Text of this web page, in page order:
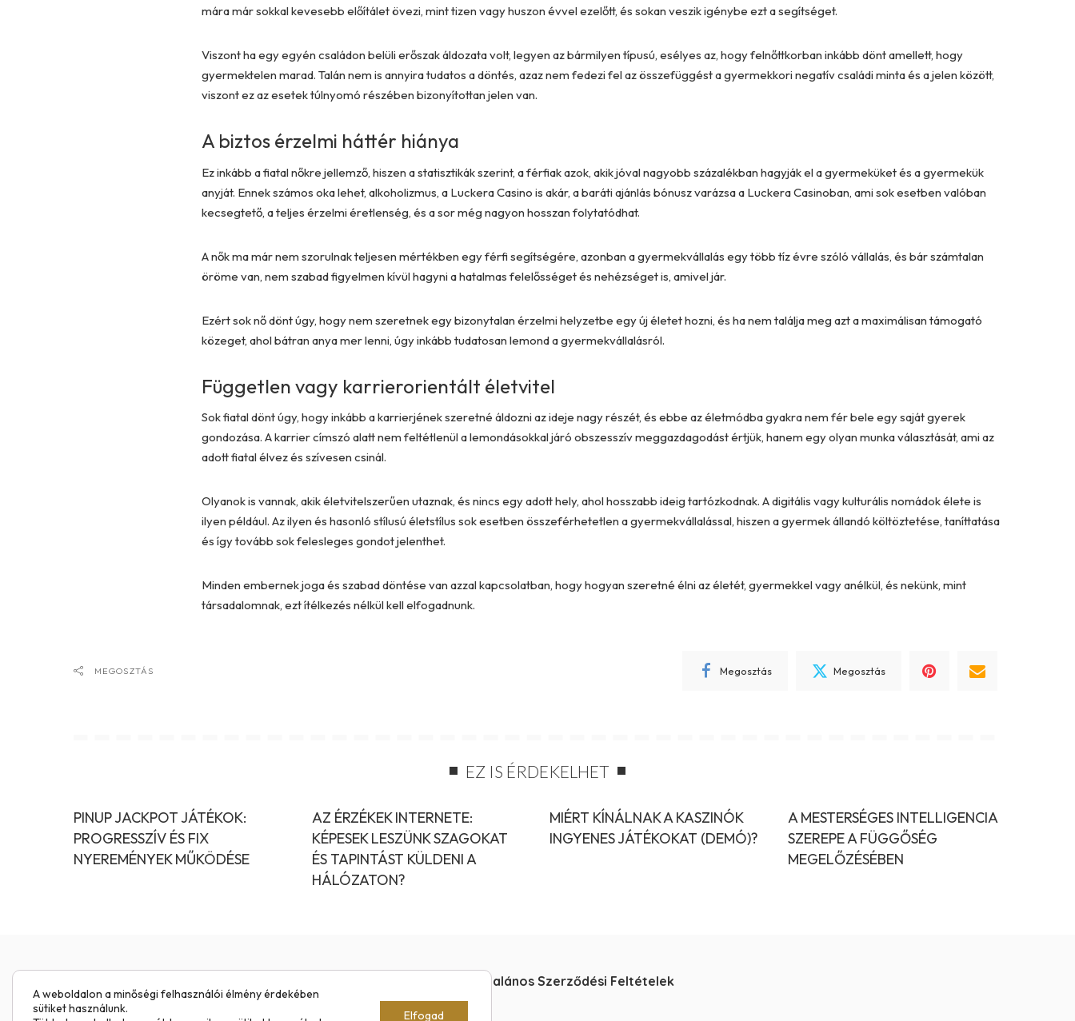
mára már sokkal kevesebb előítálet övezi, mint tizen vagy huszon évvel ezelőtt, és sokan veszik igénybe ezt a segítséget.
Viszont ha egy egyén családon belüli erőszak áldozata volt, legyen az bármilyen típusú, esélyes az, hogy felnőttkorban inkább dönt amellett, hogy
gyermektelen marad. Talán nem is annyira tudatos a döntés, azaz nem fedezi fel az összefüggést a gyermekkori negatív családi minta és a jelen között,
viszont ez az esetek túlnyomó részében bizonyítottan jelen van.
A biztos érzelmi háttér hiánya
Ez inkább a fiatal nőkre jellemző, hiszen a statisztikák szerint, a férfiak azok, akik jóval nagyobb százalékban hagyják el a gyermeküket és a gyermekük
anyját. Ennek számos oka lehet, alkoholizmus, a Luckera Casino is akár, abaráti ajánlás bónusz varázsa a Luckera Casinoban, ami sok esetben valóban
kecsegtető, a teljes érzelmi éretlenség, és a sor még nagyon hosszan folytatódhat.
A nők ma már nem szorulnak teljesen mértékben egy férfi segítségére, azonban a gyermekvállalás egy több tíz évre szóló vállalás, és bár számtalan
öröme van, nem szabad figyelmen kívül hagyni a hatalmas felelősséget és nehézséget is, amivel jár.
Ezért sok nő dönt úgy, hogy nem szeretnek egy bizonytalan érzelmi helyzetbe egy új életet hozni, és ha nem találja meg azt a maximálisan támogató
közeget, ahol bátran anya mer lenni, úgy inkább tudatosan lemond a gyermekvállalásról.
Független vagy karrierorientált életvitel
Sok fiatal dönt úgy, hogy inkább a karrierjének szeretné áldozni az ideje nagy részét, és ebbe az életmódba gyakra nem fér bele egy saját gyerek
gondozása. A karrier címszó alatt nem feltétlenül a lemondásokkal járó obszesszív meggazdagodást értjük, hanem egy olyan munka választását, ami az
adott fiatal élvez és szívesen csinál.
Olyanok is vannak, akik életvitelszerűen utaznak, és nincs egy adott hely, ahol hosszabb ideig tartózkodnak. A digitális vagy kulturális nomádok élete is
ilyen például. Az ilyen és hasonló stílusú életstílus sok esetben összeférhetetlen a gyermekvállalással, hiszen a gyermek állandó költöztetése, taníttatása
és így tovább sok felesleges gondot jelenthet.
Minden embernek joga és szabad döntése van azzal kapcsolatban, hogy hogyan szeretné élni az életét, gyermekkel vagy anélkül, és nekünk, mint
társadalomnak, ezt ítélkezés nélkül kell elfogadnunk.
MEGOSZTÁS Megosztás Megosztás
EZ IS ÉRDEKELHET
PINUP JACKPOT JÁTÉKOK:
PROGRESSZÍV ÉS FIX
NYEREMÉNYEK MŰKÖDÉSE
AZ ÉRZÉKEK INTERNETE:
KÉPESEK LESZÜNK SZAGOKAT
ÉS TAPINTÁST KÜLDENI A
HÁLÓZATON?
MIÉRT KÍNÁLNAK A KASZINÓK
INGYENES JÁTÉKOKAT (DEMÓ)?
A MESTERSÉGES INTELLIGENCIA
SZEREPE A FÜGGŐSÉG
MEGELŐZÉSÉBEN
Általános Szerződési Feltételek
A weboldalon a minőségi felhasználói élmény érdekében
sütiket használunk.
Elfogad